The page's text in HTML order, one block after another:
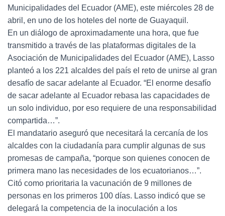
Municipalidades del Ecuador (AME), este miércoles 28 de
abril, en uno de los hoteles del norte de Guayaquil.
En un diálogo de aproximadamente una hora, que fue
transmitido a través de las plataformas digitales de la
Asociación de Municipalidades del Ecuador (AME), Lasso
planteó a los 221 alcaldes del país el reto de unirse al gran
desafío de sacar adelante al Ecuador. “El enorme desafío
de sacar adelante al Ecuador rebasa las capacidades de
un solo individuo, por eso requiere de una responsabilidad
compartida…”.
El mandatario aseguró que necesitará la cercanía de los
alcaldes con la ciudadanía para cumplir algunas de sus
promesas de campaña, “porque son quienes conocen de
primera mano las necesidades de los ecuatorianos…”.
Citó como prioritaria la vacunación de 9 millones de
personas en los primeros 100 días. Lasso indicó que se
delegará la competencia de la inoculación a los